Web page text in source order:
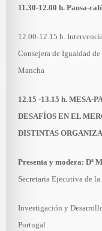
11.30-12.00 h. Pausa-
12.00-12.15 h.
Consejera de Igualdad
Mancha
12.15 -13.15 h. MESA-
DESAFÍOS EN EL
DISTINTAS
Presenta y modera: Dª
Secretaria Ejecutiva de
Investigación y
Portugal